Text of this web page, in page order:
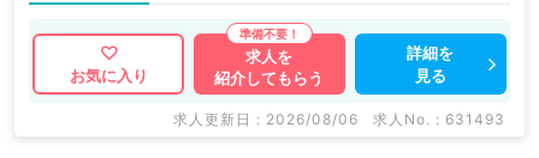
お気に入り
求人を
紹介してもらう
詳細を
見る
求人更新日 : 2026/08/06 求人No. : 631493